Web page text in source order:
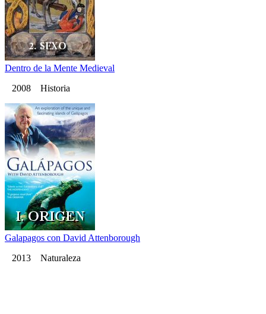
Dentro de la Mente Medieval
2008 Historia
Galapagos con David Attenborough
2013 Naturaleza